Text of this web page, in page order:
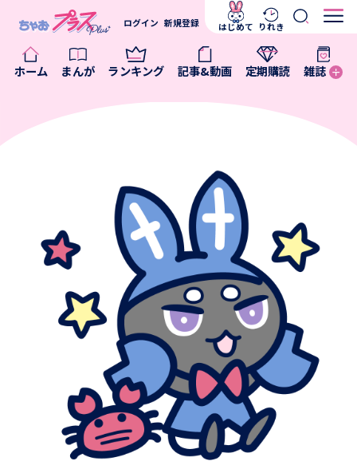
ホーム まんが ランキング 記事&動画 定期購読 雑誌
ログイン 新規登録 はじめて りれき